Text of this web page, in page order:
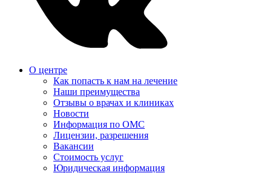
О центре
Как попасть к нам на лечение
Наши преимущества
Отзывы о врачах и клиниках
Новости
Информация по ОМС
Лицензии, разрешения
Вакансии
Стоимость услуг
Юридическая информация